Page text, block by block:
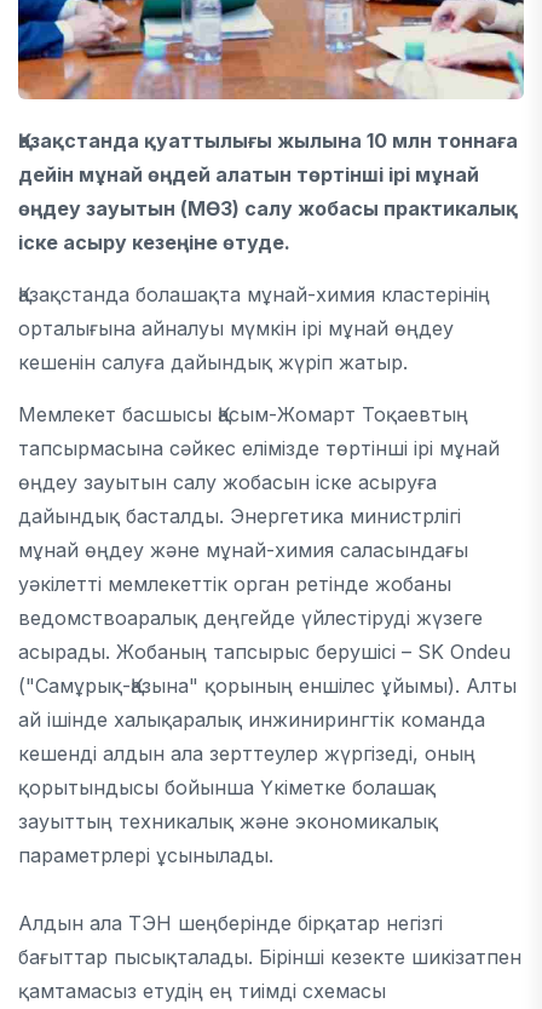
Қазақстанда қуаттылығы жылына 10 млн тоннаға
дейін мұнай өңдей алатын төртінші ірі мұнай
өңдеу зауытын (МӨЗ) салу жобасы практикалық
іске асыру кезеңіне өтуде.
Қазақстанда болашақта мұнай-химия кластерінің
орталығына айналуы мүмкін ірі мұнай өңдеу
кешенін салуға дайындық жүріп жатыр.
Мемлекет басшысы Қасым-Жомарт Тоқаевтың
тапсырмасына сәйкес елімізде төртінші ірі мұнай
өңдеу зауытын салу жобасын іске асыруға
дайындық басталды. Энергетика министрлігі
мұнай өңдеу және мұнай-химия саласындағы
уәкілетті мемлекеттік орган ретінде жобаны
ведомствоаралық деңгейде үйлестіруді жүзеге
асырады. Жобаның тапсырыс берушісі – SK Ondeu
("Самұрық-Қазына" қорының еншілес ұйымы). Алты
ай ішінде халықаралық инжинирингтік команда
кешенді алдын ала зерттеулер жүргізеді, оның
қорытындысы бойынша Үкіметке болашақ
зауыттың техникалық және экономикалық
параметрлері ұсынылады.
Алдын ала ТЭН шеңберінде бірқатар негізгі
бағыттар пысықталады. Бірінші кезекте шикізатпен
қамтамасыз етудің ең тиімді схемасы